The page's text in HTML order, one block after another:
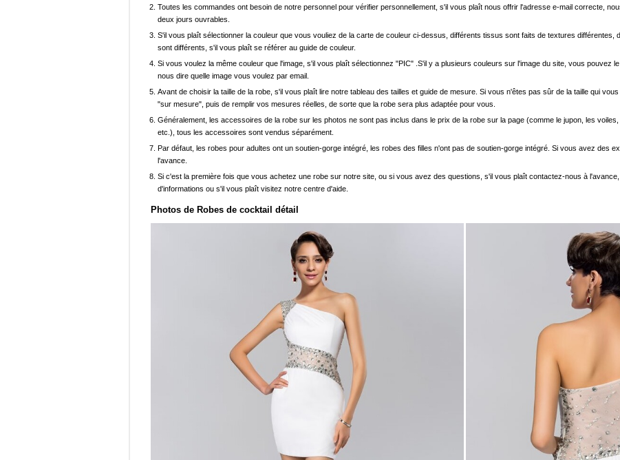
Toutes les commandes ont besoin de notre personnel pour vérifier personnellement, s'il vous plaît nous offrir l'adresse e-mail correcte,
deux jours ouvrables.
S'il vous plaît sélectionner la couleur que vous vouliez de la carte de couleur ci-dessus, différents tissus sont faits de textures différentes,
sont différents, s'il vous plaît se référer au guide de couleur.
Si vous voulez la même couleur que l'image, s'il vous plaît sélectionnez "PIC" .S'il y a plusieurs couleurs sur l'image du site, vous pouvez
nous dire quelle image vous voulez par email.
Avant de choisir la taille de la robe, s'il vous plaît lire notre tableau des tailles et guide de mesure. Si vous n'êtes pas sûr de la taille qui
"sur mesure", puis de remplir vos mesures réelles, de sorte que la robe sera plus adaptée pour vous.
Généralement, les accessoires de la robe sur les photos ne sont pas inclus dans le prix de la robe sur la page (comme le jupon, les
etc.), tous les accessoires sont vendus séparément.
Par défaut, les robes pour adultes ont un soutien-gorge intégré, les robes des filles n'ont pas de soutien-gorge intégré. Si vous avez des
l'avance.
Si c'est la première fois que vous achetez une robe sur notre site, ou si vous avez des questions, s'il vous plaît contactez-nous à
d'informations ou s'il vous plaît visitez notre centre d'aide.
Photos de Robes de cocktail détail